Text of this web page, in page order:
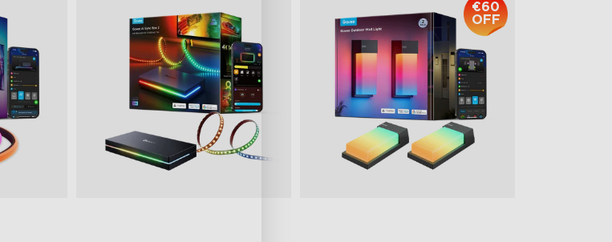
€60
OFF